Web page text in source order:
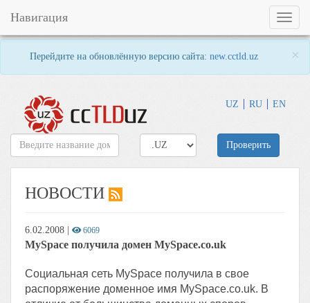
Перейдите на обновлённую версию сайта: new.cctld.uz ×
UZ RU EN
Toggle
Навигация
Проверить
НОВОСТИ
6.02.2008 6069
MySpace получила домен MySpace.co.uk
Социальная сеть MySpace получила в свое
распоряжение доменное имя MySpace.co.uk. В